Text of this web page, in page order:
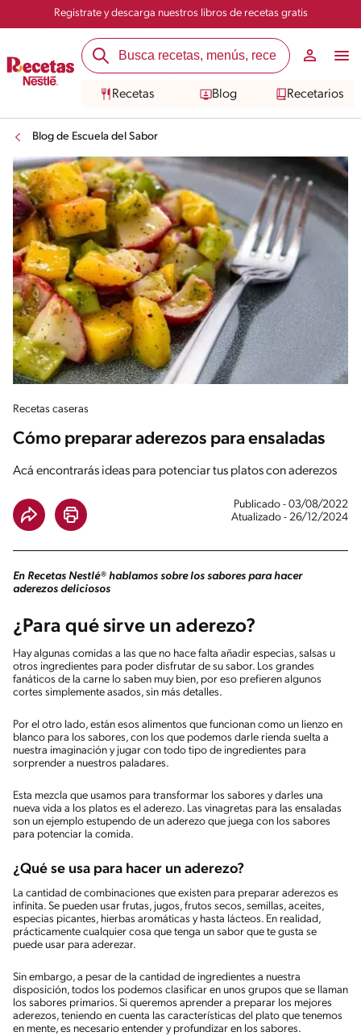
Registrate y descarga nuestros libros de recetas gratis
Recetas Blog Recetarios
Blog de Escuela del Sabor
Recetas caseras
Cómo preparar aderezos para ensaladas
Acá encontrarás ideas para potenciar tus platos con aderezos
Publicado - 03/08/2022
Atualizado - 26/12/2024
En Recetas Nestlé® hablamos sobre los sabores para hacer
aderezos deliciosos
¿Para qué sirve un aderezo?
Hay algunas comidas a las que no hace falta añadir especias, salsas u
otros ingredientes para poder disfrutar de su sabor. Los grandes
fanáticos de la carne lo saben muy bien, por eso prefieren algunos
cortes simplemente asados, sin más detalles.
Por el otro lado, están esos alimentos que funcionan como un lienzo en
blanco para los sabores, con los que podemos darle rienda suelta a
nuestra imaginación y jugar con todo tipo de ingredientes para
sorprender a nuestros paladares.
Esta mezcla que usamos para transformar los sabores y darles una
nueva vida a los platos es el aderezo. Las vinagretas para las ensaladas
son un ejemplo estupendo de un aderezo que juega con los sabores
para potenciar la comida.
¿Qué se usa para hacer un aderezo?
La cantidad de combinaciones que existen para preparar aderezos es
infinita. Se pueden usar frutas, jugos, frutos secos, semillas, aceites,
especias picantes, hierbas aromáticas y hasta lácteos. En realidad,
prácticamente cualquier cosa que tenga un sabor que te gusta se
puede usar para aderezar.
Sin embargo, a pesar de la cantidad de ingredientes a nuestra
disposición, todos los podemos clasificar en unos grupos que se llaman
los sabores primarios. Si queremos aprender a preparar los mejores
aderezos, teniendo en cuenta las características del plato que tenemos
en mente, es necesario entender y profundizar en los sabores.